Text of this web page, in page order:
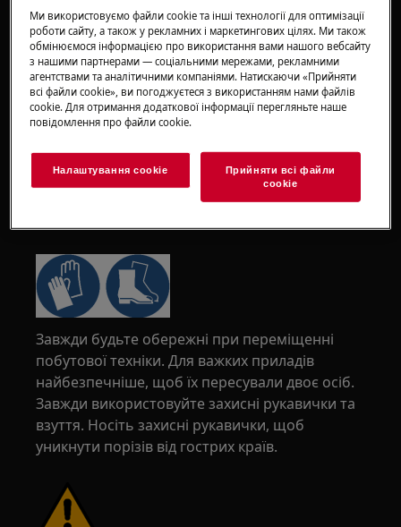
Завжди будьте обережні при переміщенні
побутової техніки. Для важких приладів
найбезпечніше, щоб їх пересували двоє осіб.
Завжди використовуйте захисні рукавички та
взуття. Носіть захисні рукавички, щоб
уникнути порізів від гострих країв.
Ми використовуємо файли cookie та інші технології для оптимізації
роботи сайту, а також у рекламних і маркетингових цілях. Ми також
обмінюємося інформацією про використання вами нашого вебсайту
з нашими партнерами — соціальними мережами, рекламними
агентствами та аналітичними компаніями. Натискаючи «Прийняти
всі файли сookie», ви погоджуєтеся з використанням нами файлів
cookie. Для отримання додаткової інформації перегляньте наше
повідомлення про файли сookie.
Налаштування cookie
Прийняти всі файли
сookie